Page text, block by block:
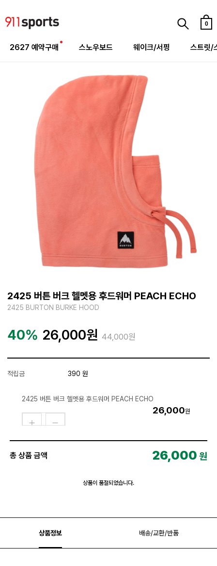
0
2627 예약구매 스노우보드 웨이크/서핑 스트릿/
2425 버튼 버크 헬멧용 후드워머 PEACH ECHO
2425 BURTON BURKE HOOD
40% 26,000원 44,000원
적립금 390 원
2425 버튼 버크 헬멧용 후드워머 PEACH ECHO
26,000원
총 상품 금액 26,000 원
상품이 품절되었습니다.
상품정보 배송/교환/반품